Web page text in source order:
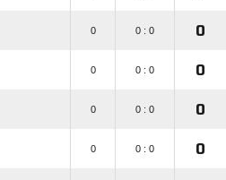
0 0 : 0 0
0 0 : 0 0
0 0 : 0 0
0 0 : 0 0